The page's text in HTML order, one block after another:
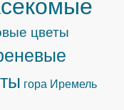
цветы
гора Иремель